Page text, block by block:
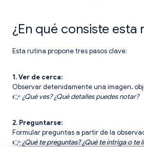
¿En qué consiste esta
Esta rutina propone tres pasos clave:
1. Ver de cerca:
Observar detenidamente una imagen,
👉¿Qué ves? ¿Qué detalles puedes notar?
2. Preguntarse:
Formular preguntas a partir de la
👉¿Qué te preguntas? ¿Qué te intriga o te